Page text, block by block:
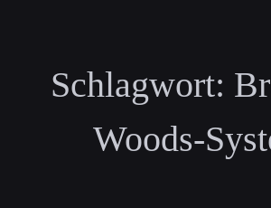
Schlagwort:
Woods-